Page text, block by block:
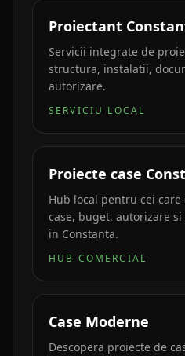
Proiectant
Servicii integrate de
structura, instalatii,
autorizare.
SERVICIU LOCAL
Proiecte case
Hub local pentru cei
case, buget, autorizare
in Constanta.
HUB COMERCIAL
Case Moderne
Descopera proiecte de